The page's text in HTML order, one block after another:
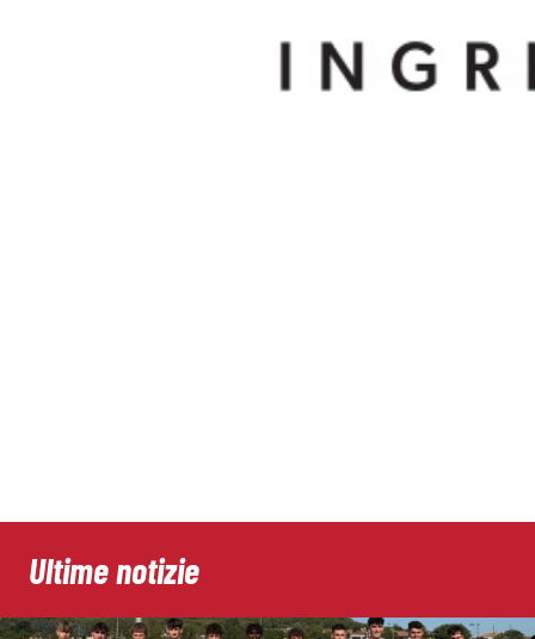
Ultime notizie